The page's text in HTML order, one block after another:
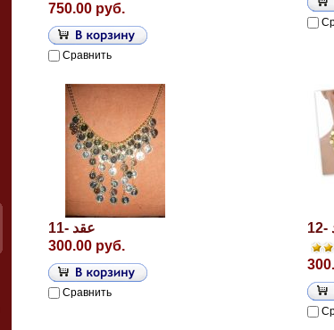
750.00 руб.
Сравнить
11- عقد
300.00 руб.
Сравнить